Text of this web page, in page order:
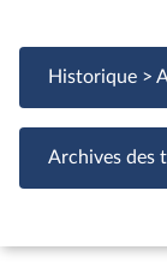
Historique >
Archives des